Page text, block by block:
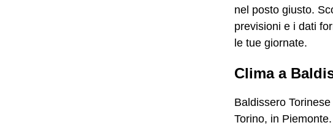
nel posto giusto.
previsioni e i dati
le tue giornate.
Clima a
Baldissero
Torino, in